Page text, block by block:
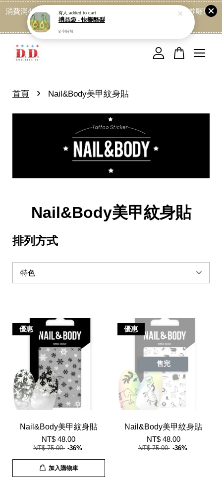
消費滿499免運喔, 記得加LINE:@dede168 領取專屬折扣券喔!
點我
首頁 › Nail&Body美甲紋身貼
Nail&Body美甲紋身貼
排列方式
優惠
Nail&Body美甲紋身貼
NT$ 48.00
NT$ 75.00 -36%
加入購物車
優惠
售完
Nail&Body美甲紋身貼
NT$ 48.00
NT$ 75.00 -36%
您的購物車目前還是空的。
有人 added to cart
禮品袋 - 快樂酪梨
8 小時前